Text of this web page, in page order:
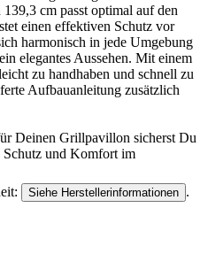
cm passt optimal auf den
einen effektiven Schutz vor
harmonisch in jede Umgebung
elegantes Aussehen. Mit einem
zu handhaben und schnell zu
Aufbauanleitung zusätzlich
Deinen Grillpavillon sicherst Du
Schutz und Komfort im
Siehe Herstellerinformationen .